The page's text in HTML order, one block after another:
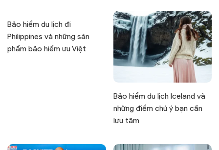
Bảo hiểm du lịch đi
Philippines và những sản
phẩm bảo hiểm ưu Việt
Bảo hiểm du lịch Iceland và
những điểm chú ý bạn cần
lưu tâm